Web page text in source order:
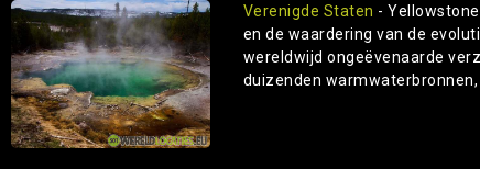
Verenigde Staten -
en de waardering van de
wereldwijd ongeëvenaarde
duizenden warmwaterbronnen,